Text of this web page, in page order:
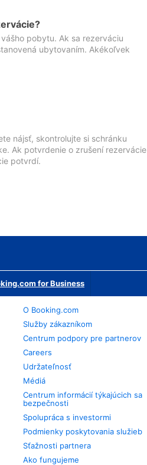
pobytu. Ak sa rezerváciu
ubytovaním. Akékoľvek
nájsť, skontrolujte si schránku
Ak potvrdenie o zrušení rezervácie
potvrdí.
for Business
O Booking.com
Služby zákazníkom
Centrum podpory pre partnerov
Careers
Udržateľnosť
Médiá
Centrum informácií týkajúcich sa
bezpečnosti
Spolupráca s investormi
Podmienky poskytovania služieb
Sťažnosti partnera
Ako fungujeme